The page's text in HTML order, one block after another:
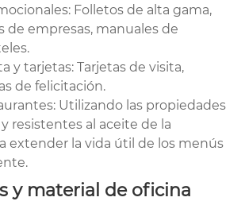
Folletos de alta gama,
de empresas, manuales de
y tarjetas: Tarjetas de visita,
de felicitación.
Utilizando las propiedades
resistentes al aceite de la
extender la vida útil de los menús
y material de oficina